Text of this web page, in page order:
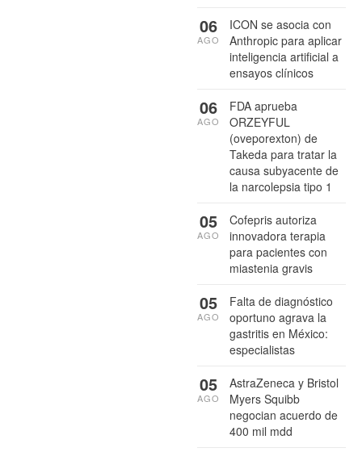
ICON se asocia con
Anthropic para aplicar
inteligencia artificial a
ensayos clínicos
06
AGO
FDA aprueba
ORZEYFUL
(oveporexton) de
Takeda para tratar la
causa subyacente de
la narcolepsia tipo 1
06
AGO
Cofepris autoriza
innovadora terapia
para pacientes con
miastenia gravis
05
AGO
Falta de diagnóstico
oportuno agrava la
gastritis en México:
especialistas
05
AGO
AstraZeneca y Bristol
Myers Squibb
negocian acuerdo de
400 mil mdd
05
AGO